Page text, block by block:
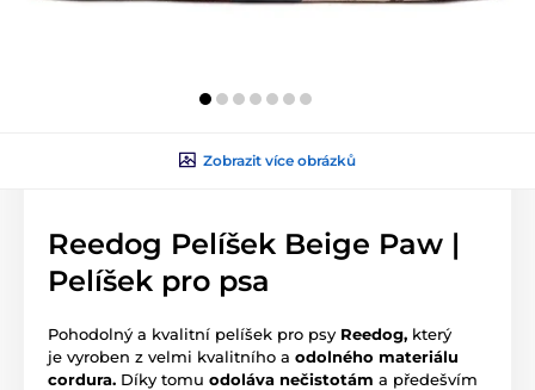
Zobrazit více obrázků
Reedog Pelíšek Beige Paw |
Pelíšek pro psa
Pohodolný a kvalitní pelíšek pro psy Reedog, který
je vyroben z velmi kvalitního a odolného materiálu
cordura. Díky tomu odoláva nečistotám a předešvím